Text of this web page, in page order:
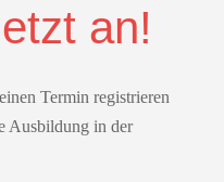
an!
Termin registrieren
Ausbildung in der